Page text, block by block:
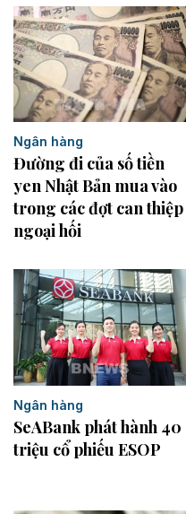
Ngân hàng
Đường đi của số tiền
yen Nhật Bản mua vào
trong các đợt can thiệp
ngoại hối
Ngân hàng
SeABank phát hành 40
triệu cổ phiếu ESOP